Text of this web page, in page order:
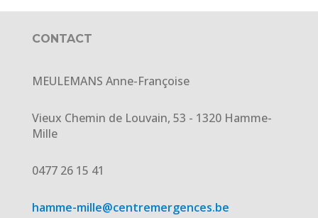
CONTACT
MEULEMANS Anne-Françoise
Vieux Chemin de Louvain, 53 - 1320 Hamme-
Mille
0477 26 15 41
hamme-mille@centremergences.be